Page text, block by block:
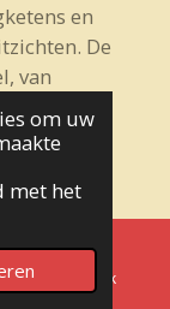
om uw
met het
en
De
van
van
viering
tot
elkeFacebook